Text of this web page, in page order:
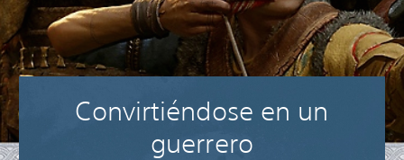
Convirtiéndose en un
guerrero